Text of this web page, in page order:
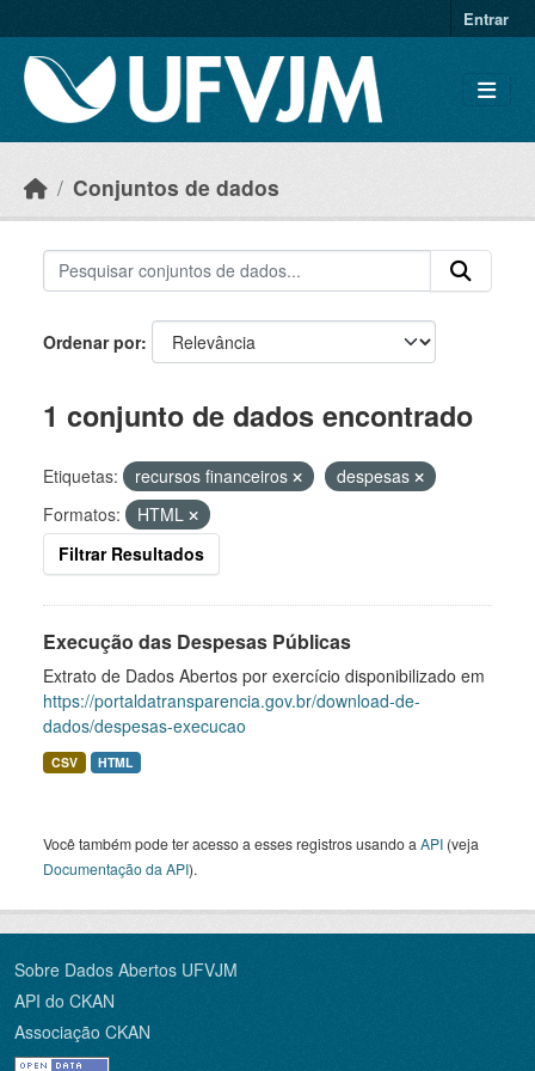
Entrar
Conjuntos de dados
Ordenar por
1 conjunto de dados encontrado
Etiquetas: recursos financeiros
despesas
Formatos:
HTML
Filtrar Resultados
Execução das Despesas Públicas
Extrato de Dados Abertos por exercício disponibilizado em
https://portaldatransparencia.gov.br/download-de-
dados/despesas-execucao
CSV HTML
Você também pode ter acesso a esses registros usando a API (veja
Documentação da API).
Sobre Dados Abertos UFVJM
API do CKAN
Associação CKAN